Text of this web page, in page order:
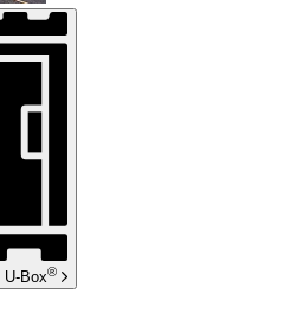
U-Box®